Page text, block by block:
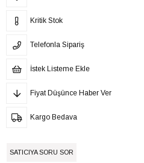
Kritik Stok
Telefonla Sipariş
İstek Listeme Ekle
Fiyat Düşünce Haber Ver
Kargo Bedava
SATICIYA SORU SOR